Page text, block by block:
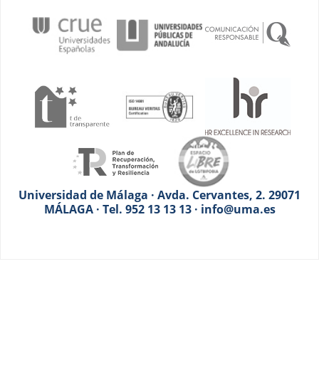
Universidad de Málaga · Avda. Cervantes, 2. 29071
MÁLAGA · Tel. 952 13 13 13 · info@uma.es